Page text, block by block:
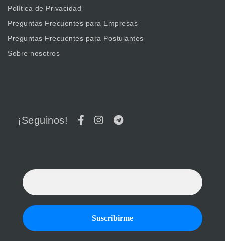
Política de Privacidad
Preguntas Frecuentes para Empresas
Preguntas Frecuentes para Postulantes
Sobre nosotros
¡Seguinos!